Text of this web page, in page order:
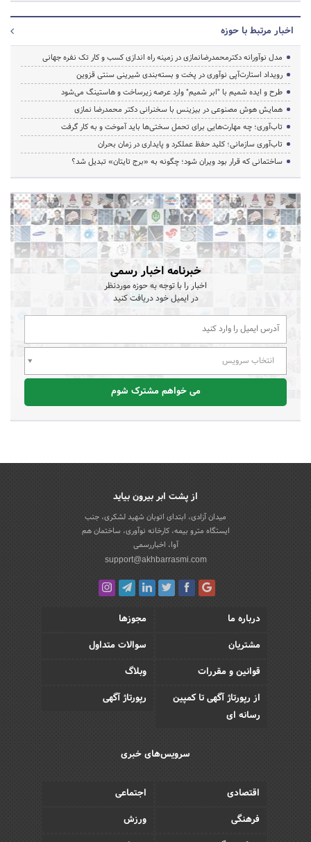
اخبار مرتبط با حوزه
مدل نوآورانه دکترمحمدرضانمازی در زمینه راه اندازی کسب و کار تک نفره جهانی
رویداد استارت‌آپی نوآوری در پخت و بسته‌بندی شیرینی سنتی قزوین
طرح و ایده شمیم با "ابر شمیم" وارد عرصه زیرساخت و هاستینگ می‌شود
همایش هوش مصنوعی در بیزینس با سخنرانی دکتر محمدرضا نمازی
تاب‌آوری؛ چه مهارت‌هایی برای تحمل سختی‌ها باید آموخت و به کار گرفت
تاب‌آوری سازمانی؛ کلید حفظ عملکرد و پایداری در زمان بحران
ساختمانی که قرار بود ویران شود؛ چگونه به «برج تایتان» تبدیل شد؟
خبرنامه اخبار رسمی
اخبار را با توجه به حوزه موردنظر
در ایمیل خود دریافت کنید
انتخاب سرویس
می خواهم مشترک شوم
از پشت ابر بیرون بیاید
میدان آزادی، ابتدای اتوبان شهید لشکری، جنب
ایستگاه مترو بیمه، کارخانه نوآوری، ساختمان هم
آوا، اخباررسمی
support@akhbarrasmi.com
درباره ما
مجوزها
مشتریان
سوالات متداول
قوانین و مقررات
وبلاگ
از رپورتاژ آگهی تا کمپین
رسانه ای
رپورتاژ آگهی
سرویس‌های خبری
اقتصادی
اجتماعی
فرهنگی
ورزش